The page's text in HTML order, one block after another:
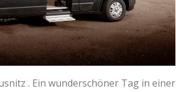
. Ein wunderschöner Tag in einer